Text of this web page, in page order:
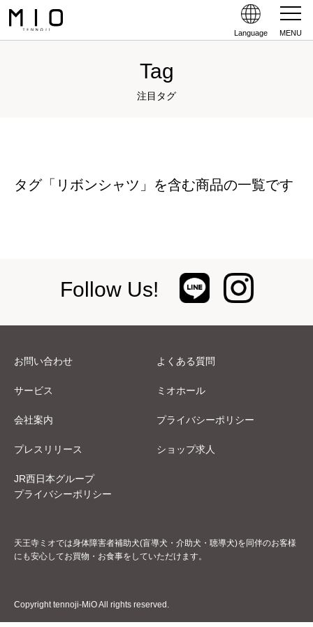
Language MENU
Tag
注目タグ
タグ「リボンシャツ」を含む商品の一覧です
Follow Us!
お問い合わせ よくある質問
サービス ミオホール
会社案内 プライバシーポリシー
プレスリリース ショップ求人
JR西日本グループ
プライバシーポリシー
天王寺ミオでは身体障害者補助犬(盲導犬・介助犬・聴導犬)を同伴のお客様
にも安心してお買物・お食事をしていただけます。
Copyright tennoji-MiO All rights reserved.